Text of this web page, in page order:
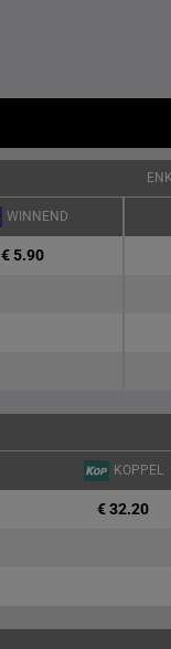
WINNEND
€ 5.90
KOPPEL
€ 32.20